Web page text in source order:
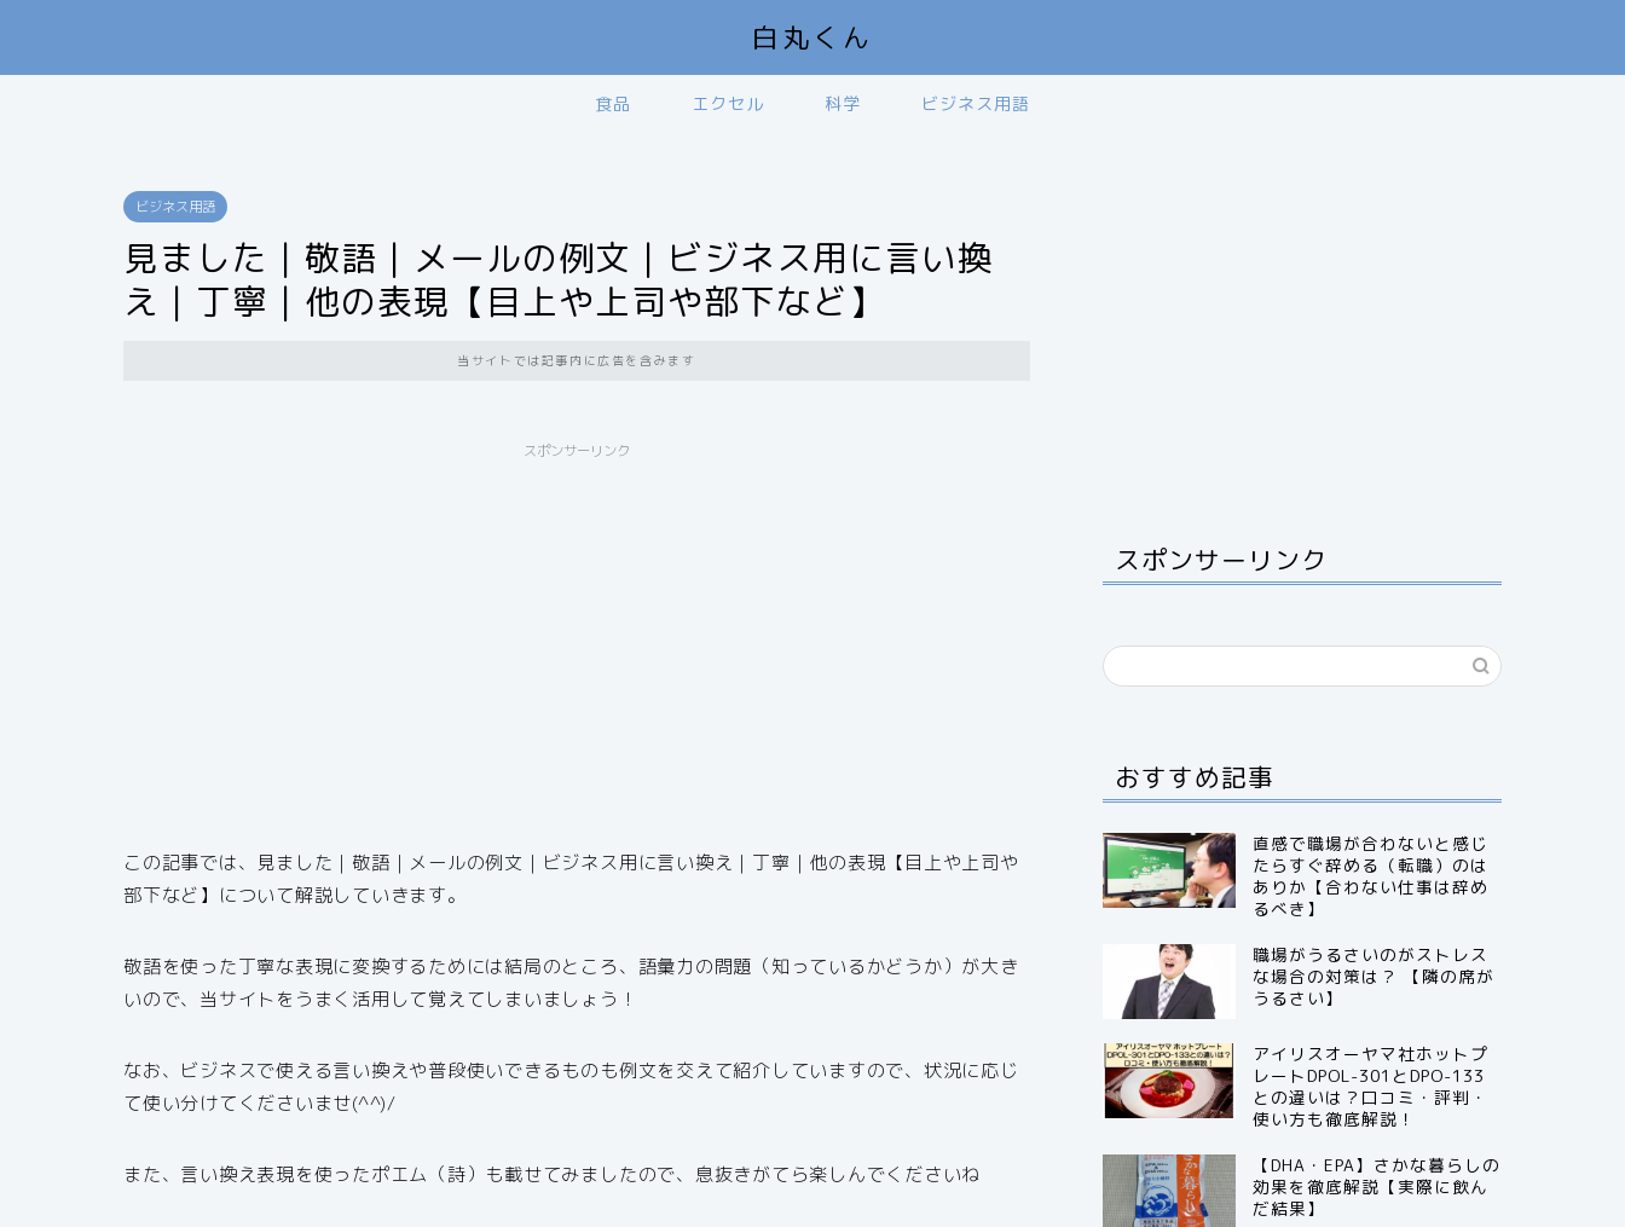
白丸くん
食品 エクセル 科学 ビジネス用語
ビジネス用語
見ました｜敬語｜メールの例文｜ビジネス用に言い換
え｜丁寧｜他の表現【目上や上司や部下など】
当サイトでは記事内に広告を含みます
スポンサーリンク
この記事では、見ました｜敬語｜メールの例文｜ビジネス用に言い換え｜丁寧｜他の表現【目上や上司や
部下など】について解説していきます。
敬語を使った丁寧な表現に変換するためには結局のところ、語彙力の問題（知っているかどうか）が大き
いので、当サイトをうまく活用して覚えてしまいましょう！
なお、ビジネスで使える言い換えや普段使いできるものも例文を交えて紹介していますので、状況に応じ
て使い分けてくださいませ(^^)/
また、言い換え表現を使ったポエム（詩）も載せてみましたので、息抜きがてら楽しんでくださいね
スポンサーリンク
おすすめ記事
直感で職場が合わないと感じ
たらすぐ辞める（転職）のは
ありか【合わない仕事は辞め
るべき】
職場がうるさいのがストレス
な場合の対策は？ 【隣の席が
うるさい】
アイリスオーヤマ社ホットプ
レートDPOL-301とDPO-133
との違いは？口コミ・評判・
使い方も徹底解説！
【DHA・EPA】さかな暮らしの
効果を徹底解説【実際に飲ん
だ結果】